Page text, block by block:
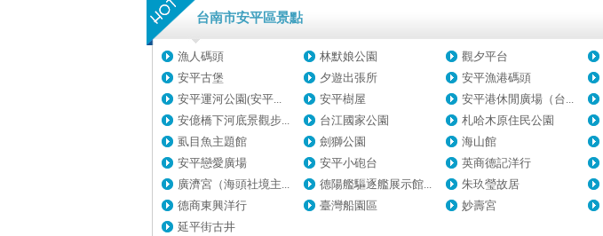
台南市安平區景點
漁人碼頭 林默娘公園 觀夕平台
安平古堡
夕遊出張所 安平漁港碼頭
安平運河公園(安平...
安平樹屋 安平港休閒廣場（台...
安億橋下河底景觀步...
台江國家公園 札哈木原住民公園
虱目魚主題館
劍獅公園 海山館
安平戀愛廣場
安平小砲台 英商德記洋行
廣濟宮（海頭社境主...
德陽艦驅逐艦展示館... 朱玖瑩故居
德商東興洋行
臺灣船園區 妙壽宮
延平街古井